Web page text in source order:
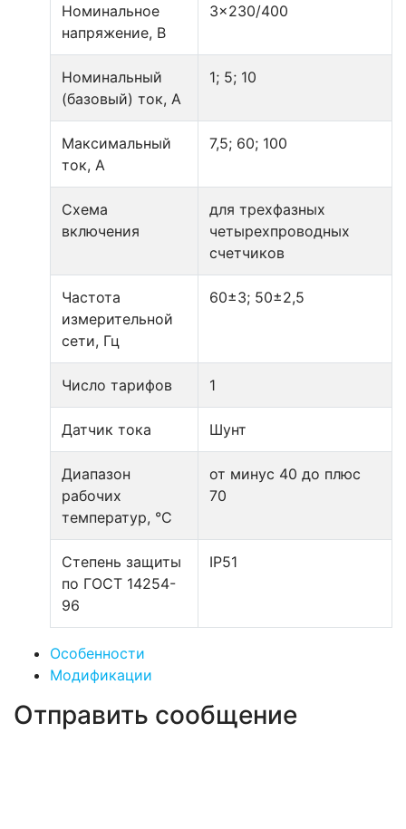
Номинальное
напряжение, В
3x230/400
Номинальный
(базовый) ток, А
1; 5; 10
Максимальный
ток, А
7,5; 60; 100
Схема
включения
для трехфазных
четырехпроводных
счетчиков
Частота
измерительной
сети, Гц
60±3; 50±2,5
Число тарифов 1
Датчик тока Шунт
Диапазон
рабочих
температур, °С
от минус 40 до плюс
70
Степень защиты
по ГОСТ 14254-
96
IP51
Особенности
Модификации
Отправить сообщение